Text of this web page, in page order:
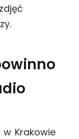
Krakowie